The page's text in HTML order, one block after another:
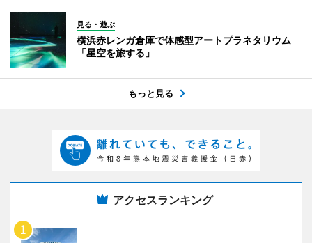
見る・遊ぶ
横浜赤レンガ倉庫で体感型アートプラネタリウム
「星空を旅する」
もっと見る
アクセスランキング